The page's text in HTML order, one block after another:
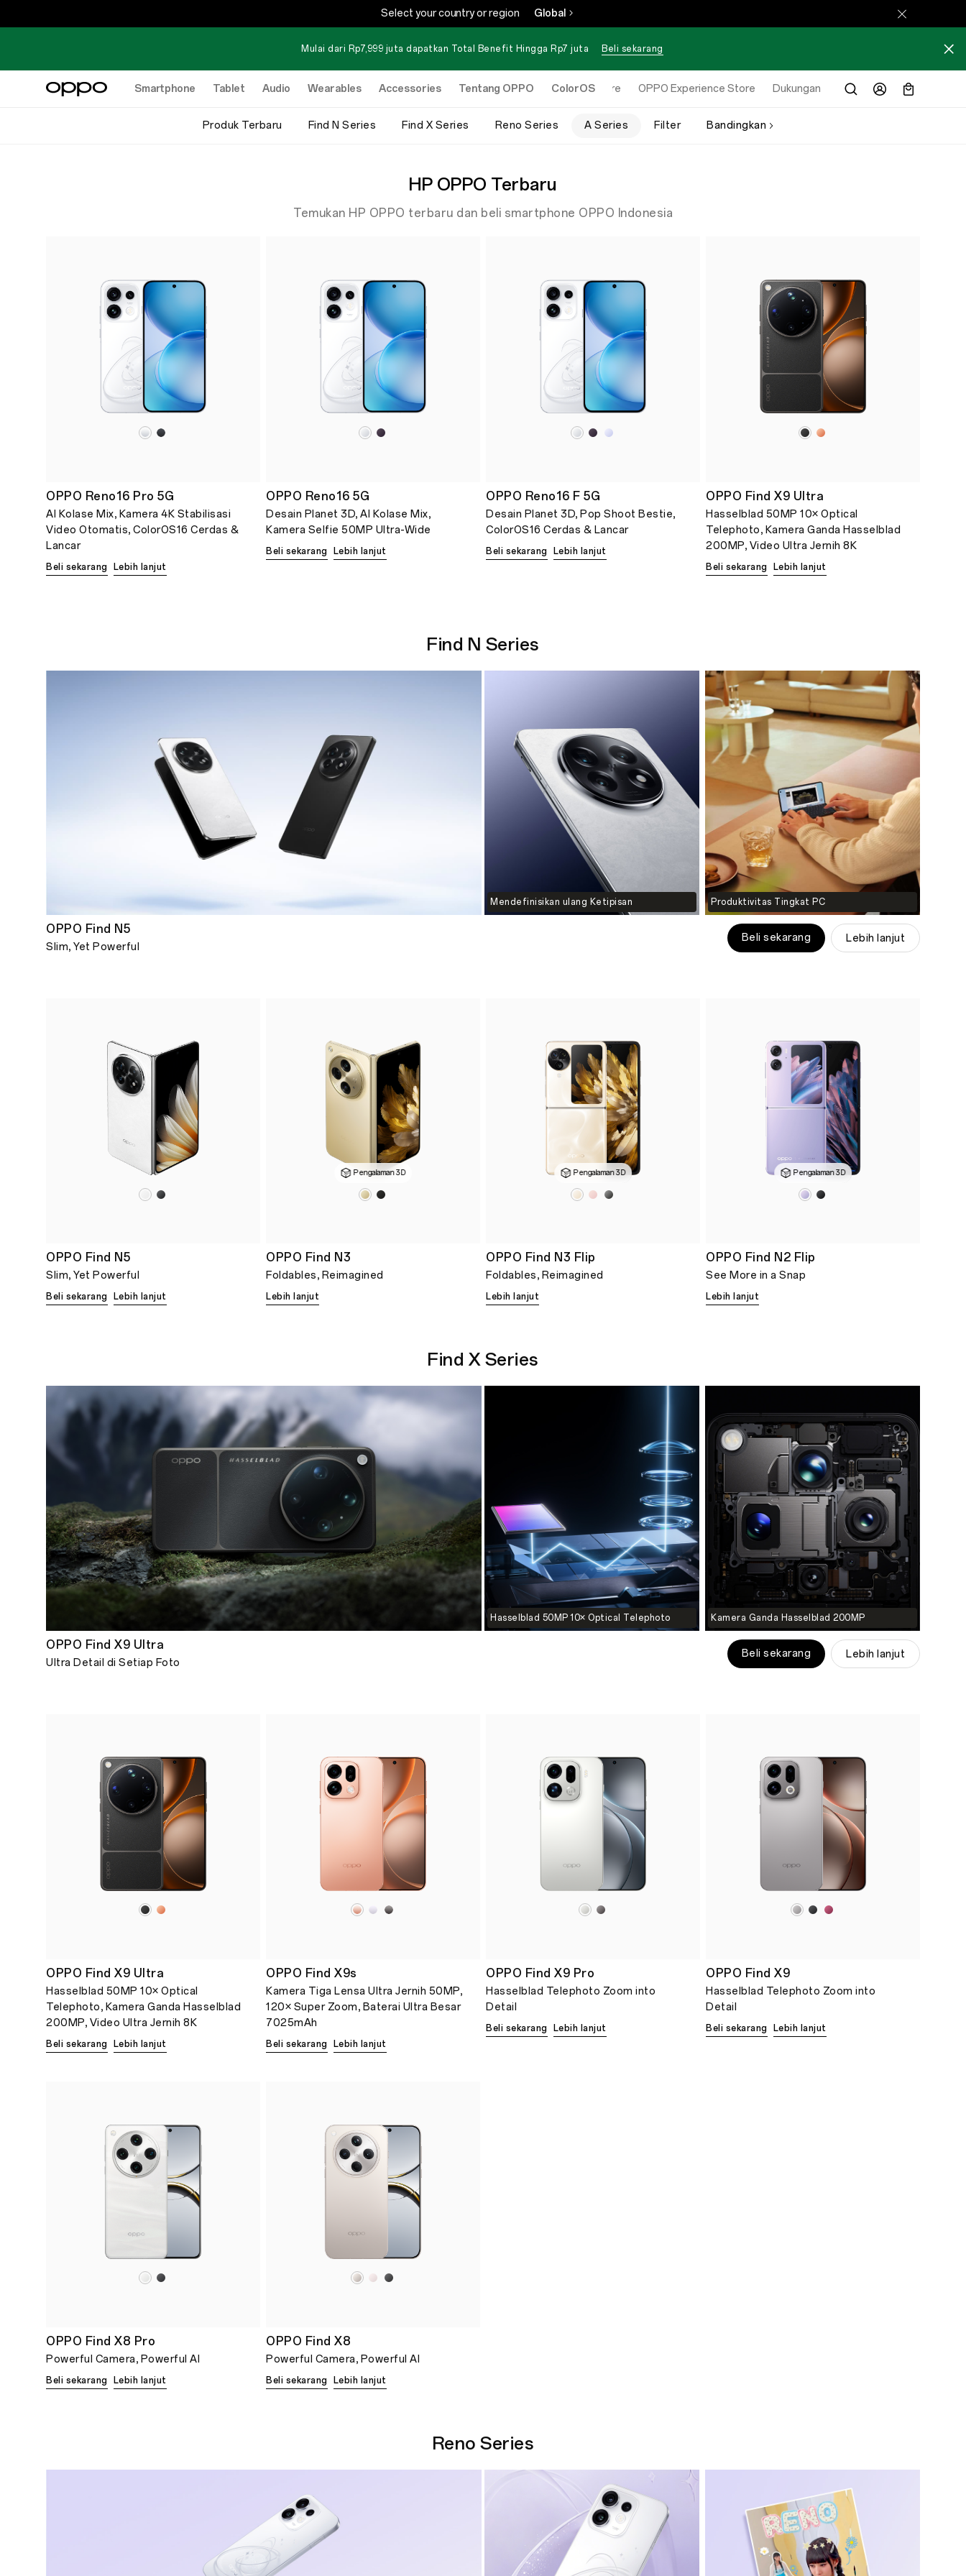
Select your country or region Global
Mulai dari Rp7,999 juta dapatkan Total Benefit Hingga Rp7 juta Beli sekarang
Smartphone Tablet Audio Wearables Accessories Tentang OPPO ColorOS
Online Store OPPO Experience Store Dukungan
Produk Terbaru Find N Series Find X Series Reno Series A Series Filter Bandingkan
HP OPPO Terbaru
Temukan HP OPPO terbaru dan beli smartphone OPPO Indonesia
OPPO Reno16 Pro 5G
AI Kolase Mix, Kamera 4K Stabilisasi
Video Otomatis, ColorOS16 Cerdas &
Lancar
Beli sekarang Lebih lanjut
OPPO Reno16 5G
Desain Planet 3D, Al Kolase Mix,
Kamera Selfie 50MP Ultra-Wide
Beli sekarang Lebih lanjut
OPPO Reno16 F 5G
Desain Planet 3D, Pop Shoot Bestie,
ColorOS16 Cerdas & Lancar
Beli sekarang Lebih lanjut
OPPO Find X9 Ultra
Hasselblad 50MP 10× Optical
Telephoto, Kamera Ganda Hasselblad
200MP, Video Ultra Jernih 8K
Beli sekarang Lebih lanjut
Find N Series
Mendefinisikan ulang Ketipisan Produktivitas Tingkat PC
OPPO Find N5
Slim, Yet Powerful
Beli sekarang Lebih lanjut
OPPO Find N5
Slim, Yet Powerful
Beli sekarang Lebih lanjut
Pengalaman 3D
OPPO Find N3
Foldables, Reimagined
Lebih lanjut
Pengalaman 3D
OPPO Find N3 Flip
Foldables, Reimagined
Lebih lanjut
Pengalaman 3D
OPPO Find N2 Flip
See More in a Snap
Lebih lanjut
Find X Series
Hasselblad 50MP 10× Optical Telephoto Kamera Ganda Hasselblad 200MP
OPPO Find X9 Ultra
Ultra Detail di Setiap Foto
Beli sekarang Lebih lanjut
OPPO Find X9 Ultra
Hasselblad 50MP 10× Optical
Telephoto, Kamera Ganda Hasselblad
200MP, Video Ultra Jernih 8K
Beli sekarang Lebih lanjut
OPPO Find X9s
Kamera Tiga Lensa Ultra Jernih 50MP,
120× Super Zoom, Baterai Ultra Besar
7025mAh
Beli sekarang Lebih lanjut
OPPO Find X9 Pro
Hasselblad Telephoto Zoom into
Detail
Beli sekarang Lebih lanjut
OPPO Find X9
Hasselblad Telephoto Zoom into
Detail
Beli sekarang Lebih lanjut
OPPO Find X8 Pro
Powerful Camera, Powerful AI
Beli sekarang Lebih lanjut
OPPO Find X8
Powerful Camera, Powerful AI
Beli sekarang Lebih lanjut
Reno Series